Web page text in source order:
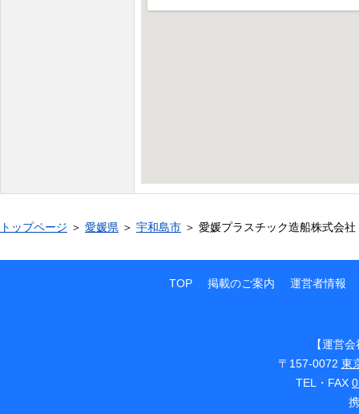
トップページ ＞ 愛媛県 ＞ 宇和島市 ＞ 愛媛プラスチック造船株式会社
TOP 掲載のご案内 運営者情報
【運営
〒157-0072 東
TEL・FAX